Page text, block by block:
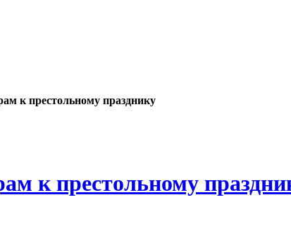
к престольному празднику
к престольному